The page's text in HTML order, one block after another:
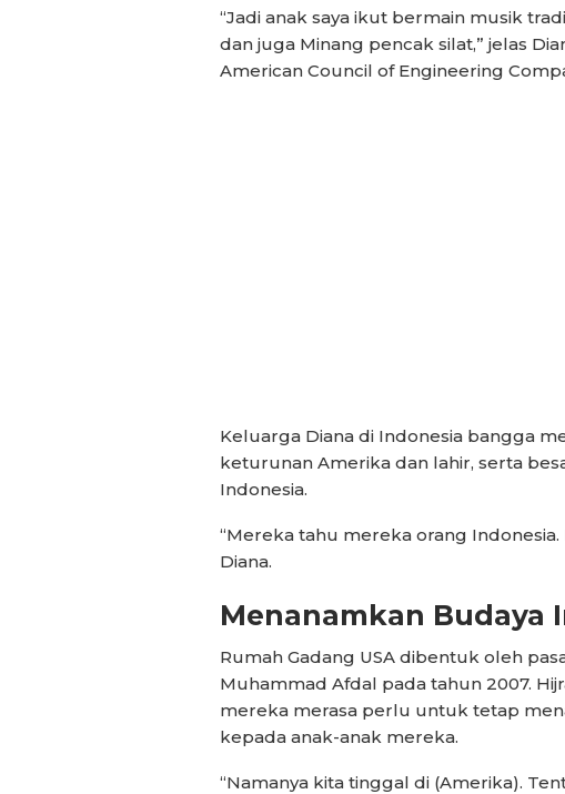
“Jadi anak saya ikut bermain musik
dan juga Minang pencak silat,” jelas
American Council of Engineering
Keluarga Diana di Indonesia bangga
keturunan Amerika dan lahir, serta
Indonesia.
“Mereka tahu mereka orang
Diana.
Menanamkan Budaya
Rumah Gadang USA dibentuk oleh
Muhammad Afdal pada tahun 2007.
mereka merasa perlu untuk tetap
kepada anak-anak mereka.
“Namanya kita tinggal di (Amerika).